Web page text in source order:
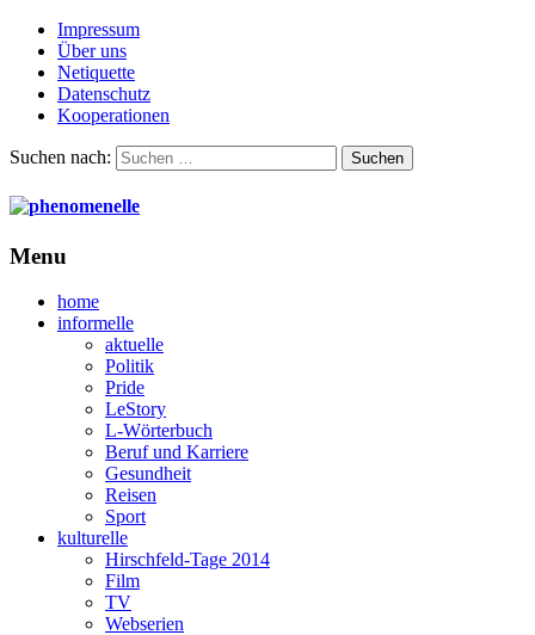
Impressum
Über uns
Netiquette
Datenschutz
Kooperationen
Suchen nach:
Menu
home
informelle
aktuelle
Politik
Pride
LeStory
L-Wörterbuch
Beruf und Karriere
Gesundheit
Reisen
Sport
kulturelle
Hirschfeld-Tage 2014
Film
TV
Webserien